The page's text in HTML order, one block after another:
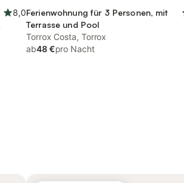
8,0Ferienwohnung für 3 Personen, mit
Terrasse und Pool
Torrox Costa, Torrox
ab48 €pro Nacht